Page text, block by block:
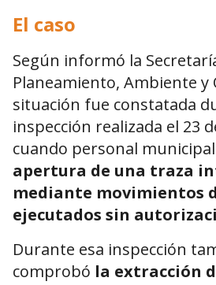
El caso
Según informó la
Planeamiento, Ambiente y
situación fue constatada
inspección realizada el 23
cuando personal
apertura de una traza
mediante movimientos
ejecutados sin
Durante esa inspección
comprobó la extracción